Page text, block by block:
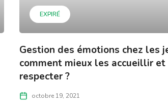
EXPIRÉ
Gestion des émotions chez les
comment mieux les accueillir et
respecter ?
octobre 19, 2021